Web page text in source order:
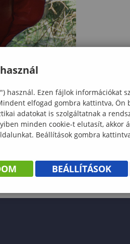
használ. Ezen fájlok információkat
elfogad gombra kattintva, Ön
adatokat is szolgáltatnak a
minden cookie-t elutasít, akkor
Beállítások gombra
BEÁLLÍTÁSOK